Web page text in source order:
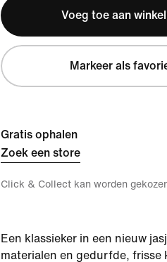
Voeg toe aan
Markeer als
Gratis ophalen
Zoek een store
Click & Collect kan worden
Een klassieker in een nieuw
materialen en gedurfde, frisse